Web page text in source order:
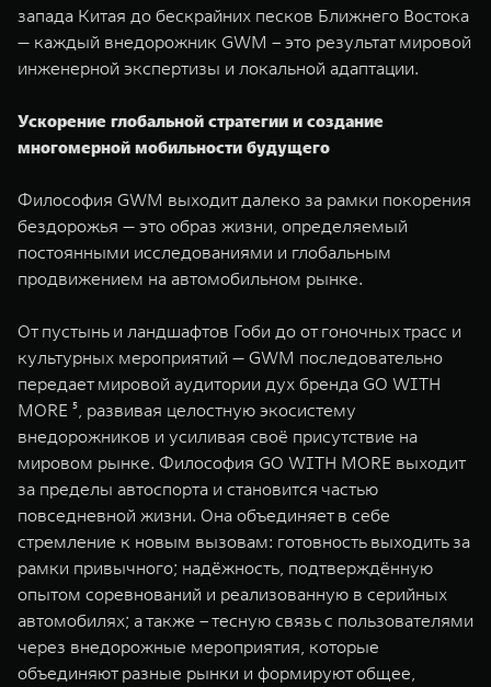
запада Китая до бескрайних песков Ближнего Востока
— каждый внедорожник GWM – это результат мировой
инженерной экспертизы и локальной адаптации.
Ускорение глобальной стратегии и создание
многомерной мобильности будущего
Философия GWM выходит далеко за рамки покорения
бездорожья — это образ жизни, определяемый
постоянными исследованиями и глобальным
продвижением на автомобильном рынке.
От пустынь и ландшафтов Гоби до от гоночных трасс и
культурных мероприятий — GWM последовательно
передает мировой аудитории дух бренда GO WITH
MORE ⁵, развивая целостную экосистему
внедорожников и усиливая своё присутствие на
мировом рынке. Философия GO WITH MORE выходит
за пределы автоспорта и становится частью
повседневной жизни. Она объединяет в себе
стремление к новым вызовам: готовность выходить за
рамки привычного; надёжность, подтверждённую
опытом соревнований и реализованную в серийных
автомобилях; а также – тесную связь с пользователями
через внедорожные мероприятия, которые
объединяют разные рынки и формируют общее,